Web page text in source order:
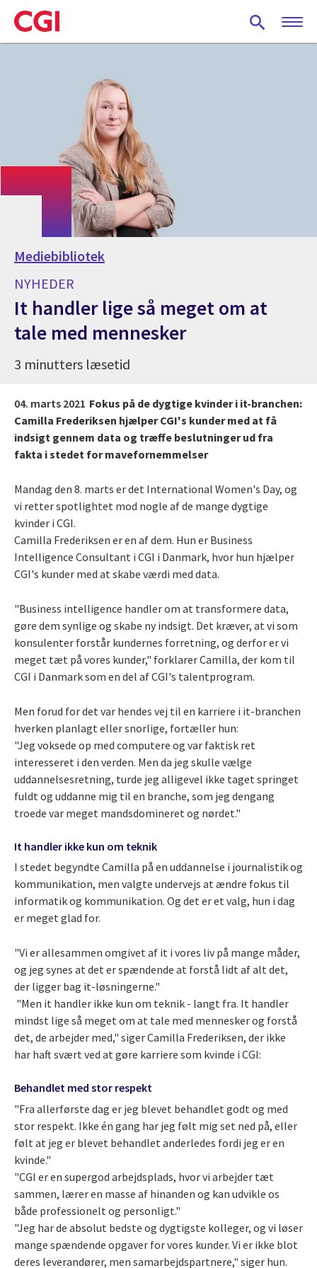
Skip
to
main
Mediebibliotek
NYHEDER
It handler lige så meget om at
tale med mennesker
3 minutters læsetid
04. marts 2021 Fokus på de dygtige kvinder i it-branchen:
Camilla Frederiksen hjælper CGI's kunder med at få
indsigt gennem data og træffe beslutninger ud fra
fakta i stedet for mavefornemmelser
Mandag den 8. marts er det International Women's Day, og
vi retter spotlightet mod nogle af de mange dygtige
kvinder i CGI.
Camilla Frederiksen er en af dem. Hun er Business
Intelligence Consultant i CGI i Danmark, hvor hun hjælper
CGI's kunder med at skabe værdi med data.
"Business intelligence handler om at transformere data,
gøre dem synlige og skabe ny indsigt. Det kræver, at vi som
konsulenter forstår kundernes forretning, og derfor er vi
meget tæt på vores kunder," forklarer Camilla, der kom til
CGI i Danmark som en del af CGI's talentprogram.
Men forud for det var hendes vej til en karriere i it-branchen
hverken planlagt eller snorlige, fortæller hun:
"Jeg voksede op med computere og var faktisk ret
interesseret i den verden. Men da jeg skulle vælge
uddannelsesretning, turde jeg alligevel ikke taget springet
fuldt og uddanne mig til en branche, som jeg dengang
troede var meget mandsdomineret og nørdet."
It handler ikke kun om teknik
I stedet begyndte Camilla på en uddannelse i journalistik og
kommunikation, men valgte undervejs at ændre fokus til
informatik og kommunikation. Og det er et valg, hun i dag
er meget glad for.
"Vi er allesammen omgivet af it i vores liv på mange måder,
og jeg synes at det er spændende at forstå lidt af alt det,
der ligger bag it-løsningerne."
"Men it handler ikke kun om teknik - langt fra. It handler
mindst lige så meget om at tale med mennesker og forstå
det, de arbejder med," siger Camilla Frederiksen, der ikke
har haft svært ved at gøre karriere som kvinde i CGI:
Behandlet med stor respekt
"Fra allerførste dag er jeg blevet behandlet godt og med
stor respekt. Ikke én gang har jeg følt mig set ned på, eller
følt at jeg er blevet behandlet anderledes fordi jeg er en
kvinde."
"CGI er en supergod arbejdsplads, hvor vi arbejder tæt
sammen, lærer en masse af hinanden og kan udvikle os
både professionelt og personligt."
"Jeg har de absolut bedste og dygtigste kolleger, og vi løser
mange spændende opgaver for vores kunder. Vi er ikke blot
deres leverandører, men samarbejdspartnere," siger hun.